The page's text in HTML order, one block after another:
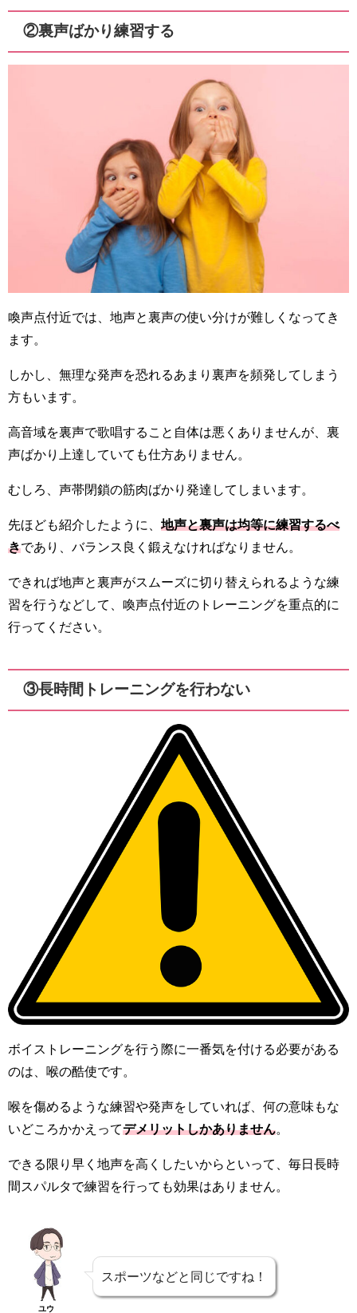
②裏声ばかり練習する
喚声点付近では、地声と裏声の使い分けが難しくなってき
ます。
しかし、無理な発声を恐れるあまり裏声を頻発してしまう
方もいます。
高音域を裏声で歌唱すること自体は悪くありませんが、裏
声ばかり上達していても仕方ありません。
むしろ、声帯閉鎖の筋肉ばかり発達してしまいます。
先ほども紹介したように、 地声と裏声は均等に練習するべ
きであり、バランス良く鍛えなければなりません。
できれば地声と裏声がスムーズに切り替えられるような練
習を行うなどして、喚声点付近のトレーニングを重点的に
行ってください。
③長時間トレーニングを行わない
ボイストレーニングを行う際に一番気を付ける必要がある
のは、喉の酷使です。
喉を傷めるような練習や発声をしていれば、何の意味もな
いどころかかえってデメリットしかありません
できる限り早く地声を高くしたいからといって、毎日長時
間スパルタで練習を行っても効果はありません。
ユウ
スポーツなどと同じですね！